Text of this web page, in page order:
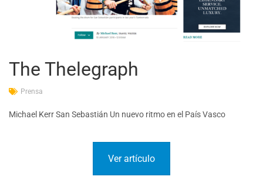
The Thelegraph
Prensa
Michael Kerr San Sebastián Un nuevo ritmo en el País Vasco
Ver artículo